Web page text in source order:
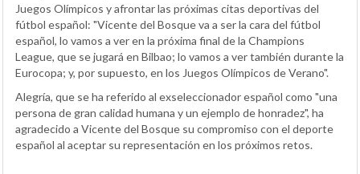
Juegos Olímpicos y afrontar las próximas citas deportivas del
fútbol español: "Vicente del Bosque va a ser la cara del fútbol
español, lo vamos a ver en la próxima final de la Champions
League, que se jugará en Bilbao; lo vamos a ver también durante la
Eurocopa; y, por supuesto, en los Juegos Olímpicos de Verano".
Alegría, que se ha referido al exseleccionador español como "una
persona de gran calidad humana y un ejemplo de honradez", ha
agradecido a Vicente del Bosque su compromiso con el deporte
español al aceptar su representación en los próximos retos.